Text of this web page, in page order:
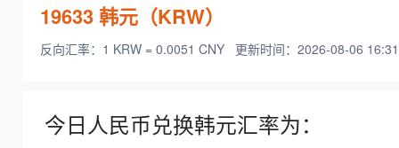
19633韩元（KRW）
反向汇率：1 KRW = 0.0051 CNY 更新时间：2026-08-06
今日人民币兑换韩元汇率为：